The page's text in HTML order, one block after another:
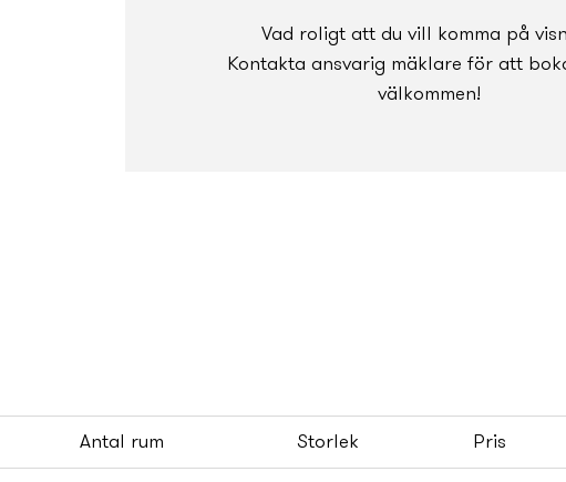
Vad roligt att du vill komma på
Kontakta ansvarig mäklare för att
välkommen!
Antal rum Storlek Pris